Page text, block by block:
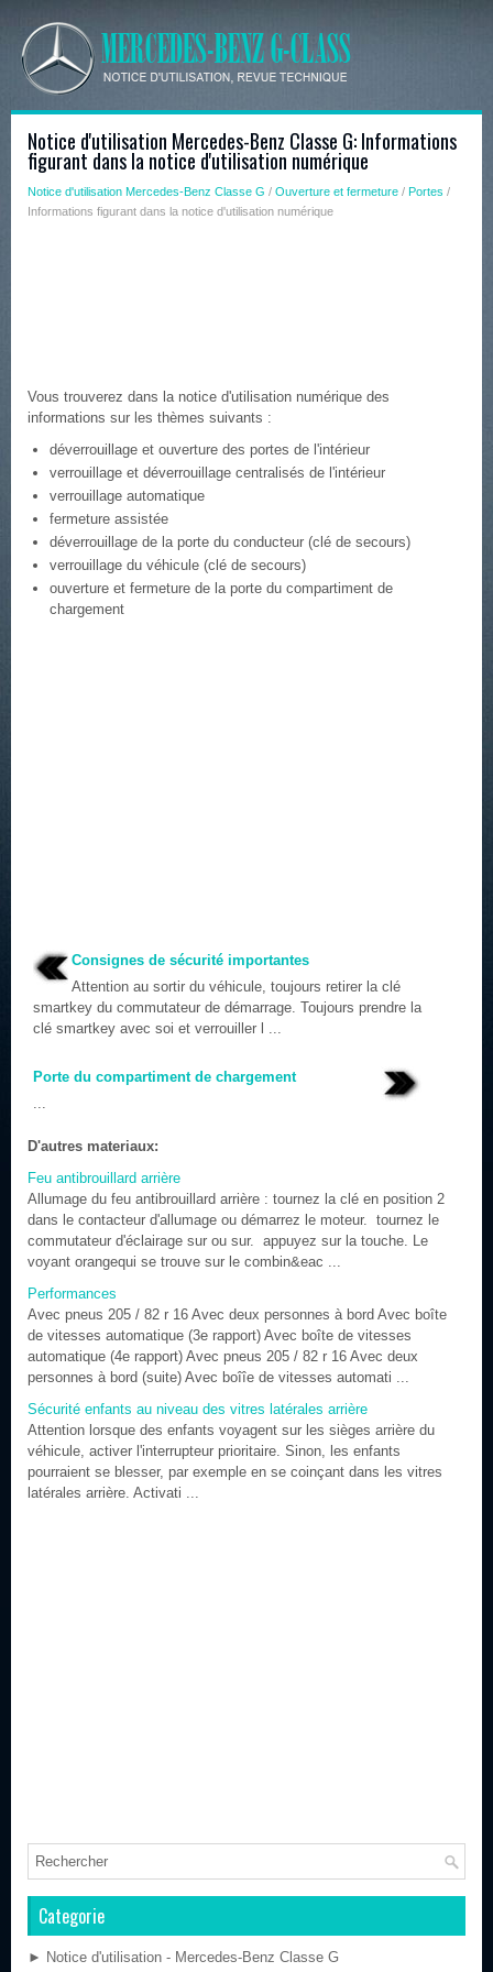
Notice d'utilisation Mercedes-Benz Classe G: Informations
figurant dans la notice d'utilisation numérique
Notice d'utilisation Mercedes-Benz Classe G / Ouverture et fermeture / Portes /
Informations figurant dans la notice d'utilisation numérique
Vous trouverez dans la notice d'utilisation numérique des
informations sur les thèmes suivants :
déverrouillage et ouverture des portes de l'intérieur
verrouillage et déverrouillage centralisés de l'intérieur
verrouillage automatique
fermeture assistée
déverrouillage de la porte du conducteur (clé de secours)
verrouillage du véhicule (clé de secours)
ouverture et fermeture de la porte du compartiment de
chargement
Consignes de sécurité importantes
Attention au sortir du véhicule, toujours retirer la clé
smartkey du commutateur de démarrage. Toujours prendre la
clé smartkey avec soi et verrouiller l ...
Porte du compartiment de chargement
...
D'autres materiaux:
Feu antibrouillard arrière
Allumage du feu antibrouillard arrière : tournez la clé en position 2
dans le contacteur d'allumage ou démarrez le moteur. tournez le
commutateur d'éclairage sur ou sur. appuyez sur la touche. Le
voyant orangequi se trouve sur le combin&eac ...
Performances
Avec pneus 205 / 82 r 16 Avec deux personnes à bord Avec boîte
de vitesses automatique (3e rapport) Avec boîte de vitesses
automatique (4e rapport) Avec pneus 205 / 82 r 16 Avec deux
personnes à bord (suite) Avec boîîe de vitesses automati ...
Sécurité enfants au niveau des vitres latérales arrière
Attention lorsque des enfants voyagent sur les sièges arrière du
véhicule, activer l'interrupteur prioritaire. Sinon, les enfants
pourraient se blesser, par exemple en se coinçant dans les vitres
latérales arrière. Activati ...
Categorie
► Notice d'utilisation - Mercedes-Benz Classe G